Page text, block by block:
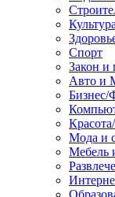
Спорт
Закон и
Авто и
Бизнес/
Мода и
Мебель